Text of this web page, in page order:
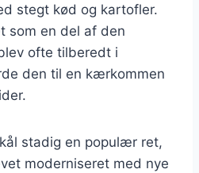
stegt kød og kartofler.
som en del af den
ofte tilberedt i
den til en kærkommen
stadig en populær ret,
moderniseret med nye